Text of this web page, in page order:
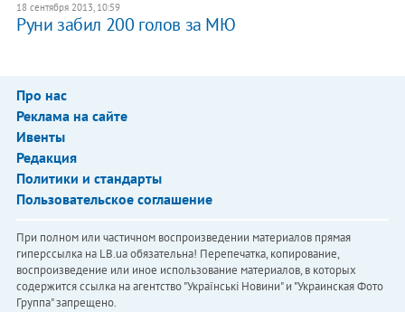
18 сентября 2013, 10:59
Руни забил 200 голов за МЮ
Про нас
Реклама на сайте
Ивенты
Редакция
Политики и стандарты
Пользовательское соглашение
При полном или частичном воспроизведении материалов прямая
гиперссылка на LB.ua обязательна! Перепечатка, копирование,
воспроизведение или иное использование материалов, в которых
содержится ссылка на агентство "Українськi Новини" и "Украинская Фото
Группа" запрещено.